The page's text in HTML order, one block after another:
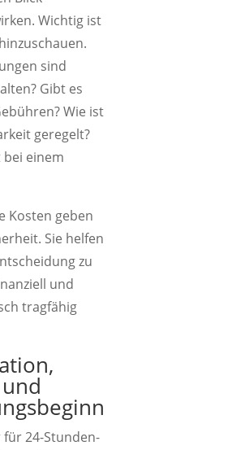
Wichtig ist
sind
Gibt es
Wie ist
geregelt?
bei einem
Kosten geben
Sie helfen
zu
und
tragfähig
für 24-Stunden-